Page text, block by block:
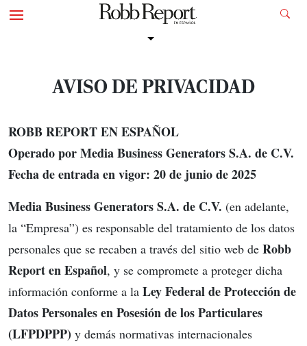
AVISO DE PRIVACIDAD
ROBB REPORT EN ESPAÑOL
Operado por Media Business Generators S.A. de C.V.
Fecha de entrada en vigor: 20 de junio de 2025
Media Business Generators S.A. de C.V. (en adelante,
la “Empresa”) es responsable del tratamiento de los datos
personales que se recaben a través del sitio web de Robb
Report en Español, y se compromete a proteger dicha
información conforme a la Ley Federal de Protección de
Datos Personales en Posesión de los Particulares
(LFPDPPP) y demás normativas internacionales